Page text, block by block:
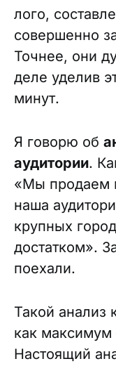
лого,
совершенно
Точнее, они
деле уделив
минут.
Я говорю об
аудитории.
«Мы продаем
наша
крупных
достатком».
поехали.
Такой анализ
как максимум
Настоящий